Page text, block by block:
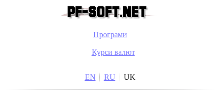
Програми
Курси валют
EN RU UK